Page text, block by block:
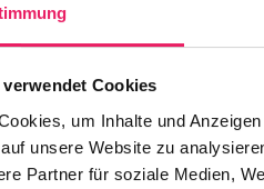
verwendet Cookies
um Inhalte und
unsere Website zu
Partner für soziale Medien,
einem modernen
und verfügen über